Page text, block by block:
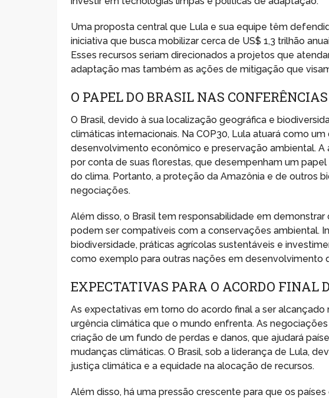
Uma proposta central que Lula e sua equipe têm
iniciativa que busca mobilizar cerca de US$ 1,3 trilhão
Esses recursos seriam direcionados a projetos que
adaptação mas também as ações de mitigação que
O PAPEL DO BRASIL NAS
O Brasil, devido à sua localização geográfica e
climáticas internacionais. Na COP30, Lula atuará como
desenvolvimento econômico e preservação ambiental.
por conta de suas florestas, que desempenham um
do clima. Portanto, a proteção da Amazônia e de outros
negociações.
Além disso, o Brasil tem responsabilidade em
podem ser compatíveis com a conservações ambiental.
biodiversidade, práticas agrícolas sustentáveis e
como exemplo para outras nações em desenvolvimento
EXPECTATIVAS PARA O ACORDO FINAL
As expectativas em torno do acordo final a ser
urgência climática que o mundo enfrenta. As
criação de um fundo de perdas e danos, que ajudará
mudanças climáticas. O Brasil, sob a liderança de Lula,
justiça climática e a equidade na alocação de recursos.
Além disso, há uma pressão crescente para que os